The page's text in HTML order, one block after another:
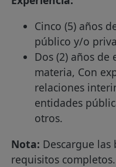
Cinco (5) años
público y/o
Dos (2) años
materia, Con
relaciones
entidades
otros.
Nota: Descargue las
requisitos completos.